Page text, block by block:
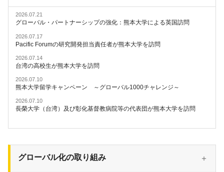
2026.07.21
グローバル・パートナーシップの強化：熊本大学による英国訪問
2026.07.17
Pacific Forumの研究開発担当責任者が熊本大学を訪問
2026.07.14
台湾の高校生が熊本大学を訪問
2026.07.10
熊本大学留学キャンペーン ～グローバル1000チャレンジ～
2026.07.10
長榮大学（台湾）及び彰化基督教病院等の代表団が熊本大学を訪問
グローバル化の取り組み